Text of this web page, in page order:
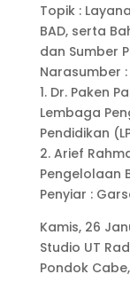
Topik :
BAD, serta
dan Sumber
Narasumber :
1. Dr. Paken
Lembaga
Pendidikan
2. Arief
Pengelolaan
Penyiar :
Kamis, 26
Studio UT
Pondok